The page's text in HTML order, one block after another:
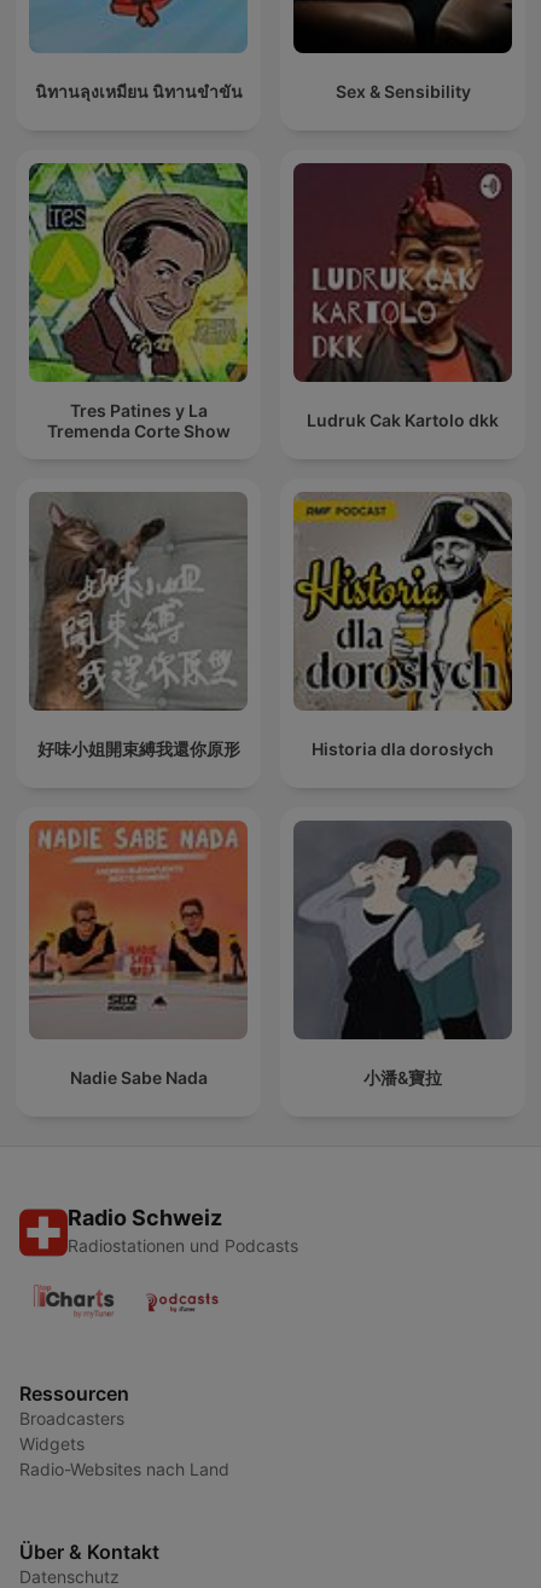
นิทานลุงเหมียน นิทานขำขัน Sex & Sensibility
Tres Patines y La
Tremenda Corte Show
Ludruk Cak Kartolo dkk
好味小姐開束縛我還你原形 Historia dla dorosłych
Nadie Sabe Nada 小潘&寶拉
Radio Schweiz
Radiostationen und Podcasts
Ressourcen
Broadcasters
Widgets
Radio-Websites nach Land
Über & Kontakt
Datenschutz